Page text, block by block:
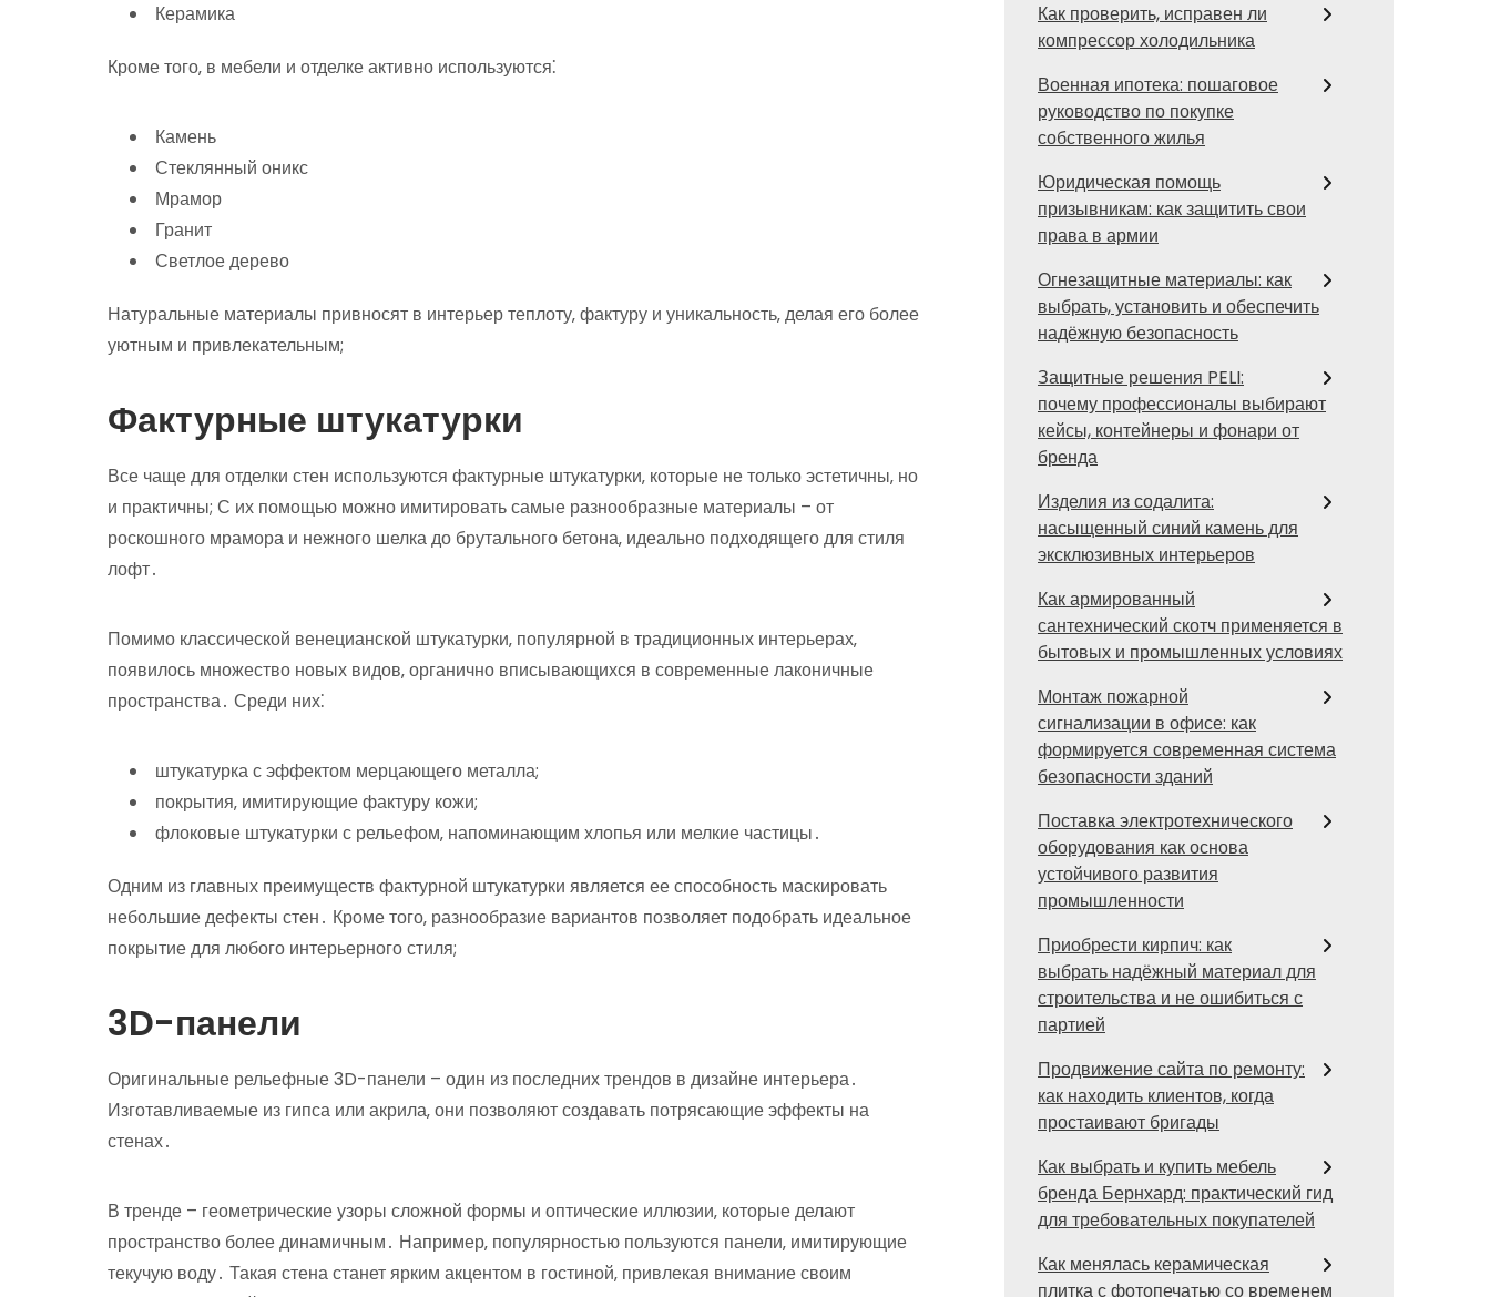
Керамика
Кроме того‚ в мебели и отделке активно используются⁚
Камень
Стеклянный оникс
Мрамор
Гранит
Светлое дерево
Натуральные материалы привносят в интерьер теплоту‚ фактуру и уникальность‚ делая его более
уютным и привлекательным;
Фактурные штукатурки
Все чаще для отделки стен используются фактурные штукатурки‚ которые не только эстетичны‚ но
и практичны; С их помощью можно имитировать самые разнообразные материалы – от
роскошного мрамора и нежного шелка до брутального бетона‚ идеально подходящего для стиля
лофт․
Помимо классической венецианской штукатурки‚ популярной в традиционных интерьерах‚
появилось множество новых видов‚ органично вписывающихся в современные лаконичные
пространства․ Среди них⁚
штукатурка с эффектом мерцающего металла;
покрытия‚ имитирующие фактуру кожи;
флоковые штукатурки с рельефом‚ напоминающим хлопья или мелкие частицы․
Одним из главных преимуществ фактурной штукатурки является ее способность маскировать
небольшие дефекты стен․ Кроме того‚ разнообразие вариантов позволяет подобрать идеальное
покрытие для любого интерьерного стиля;
3D-панели
Оригинальные рельефные 3D-панели – один из последних трендов в дизайне интерьера․
Изготавливаемые из гипса или акрила‚ они позволяют создавать потрясающие эффекты на
стенах․
В тренде – геометрические узоры сложной формы и оптические иллюзии‚ которые делают
пространство более динамичным․ Например‚ популярностью пользуются панели‚ имитирующие
текучую воду․ Такая стена станет ярким акцентом в гостиной‚ привлекая внимание своим
Как проверить, исправен ли
компрессор холодильника
Военная ипотека: пошаговое
руководство по покупке
собственного жилья
Юридическая помощь
призывникам: как защитить свои
права в армии
Огнезащитные материалы: как
выбрать, установить и обеспечить
надёжную безопасность
Защитные решения PELI:
почему профессионалы выбирают
кейсы, контейнеры и фонари от
бренда
Изделия из содалита:
насыщенный синий камень для
эксклюзивных интерьеров
Как армированный
сантехнический скотч применяется в
бытовых и промышленных условиях
Монтаж пожарной
сигнализации в офисе: как
формируется современная система
безопасности зданий
Поставка электротехнического
оборудования как основа
устойчивого развития
промышленности
Приобрести кирпич: как
выбрать надёжный материал для
строительства и не ошибиться с
партией
Продвижение сайта по ремонту:
как находить клиентов, когда
простаивают бригады
Как выбрать и купить мебель
бренда Бернхард: практический гид
для требовательных покупателей
Как менялась керамическая
плитка с фотопечатью со временем